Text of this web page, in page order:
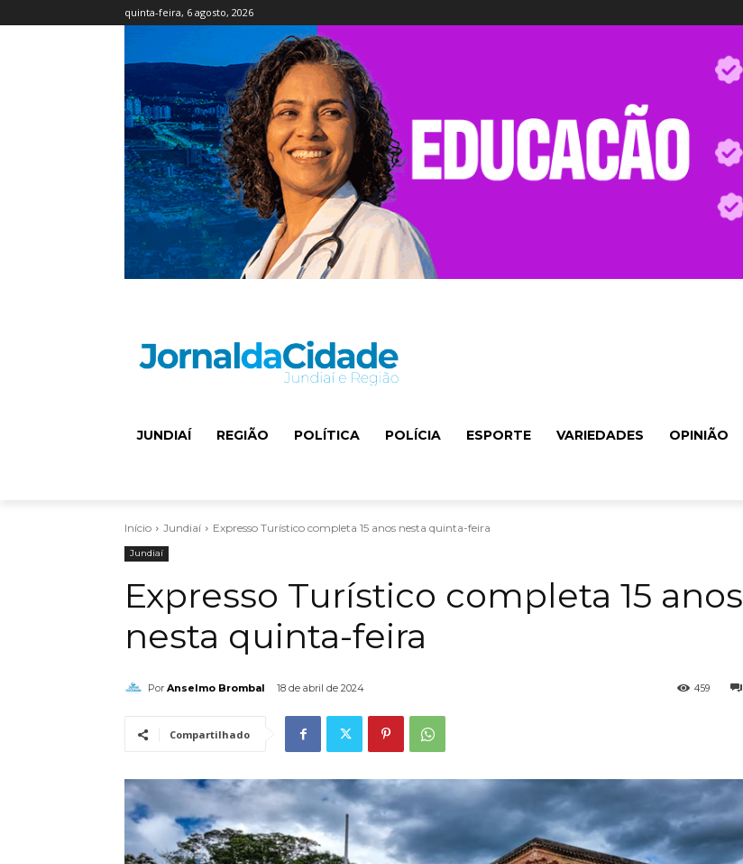
quinta-feira, 6 agosto, 2026
JUNDIAÍ REGIÃO POLÍTICA POLÍCIA ESPORTE VARIEDADES OPINIÃO
Início Jundiaí Expresso Turístico completa 15 anos nesta quinta-feira
Jundiaí
Expresso Turístico completa 15 anos
nesta quinta-feira
Por Anselmo Brombal 18 de abril de 2024 459
Compartilhado